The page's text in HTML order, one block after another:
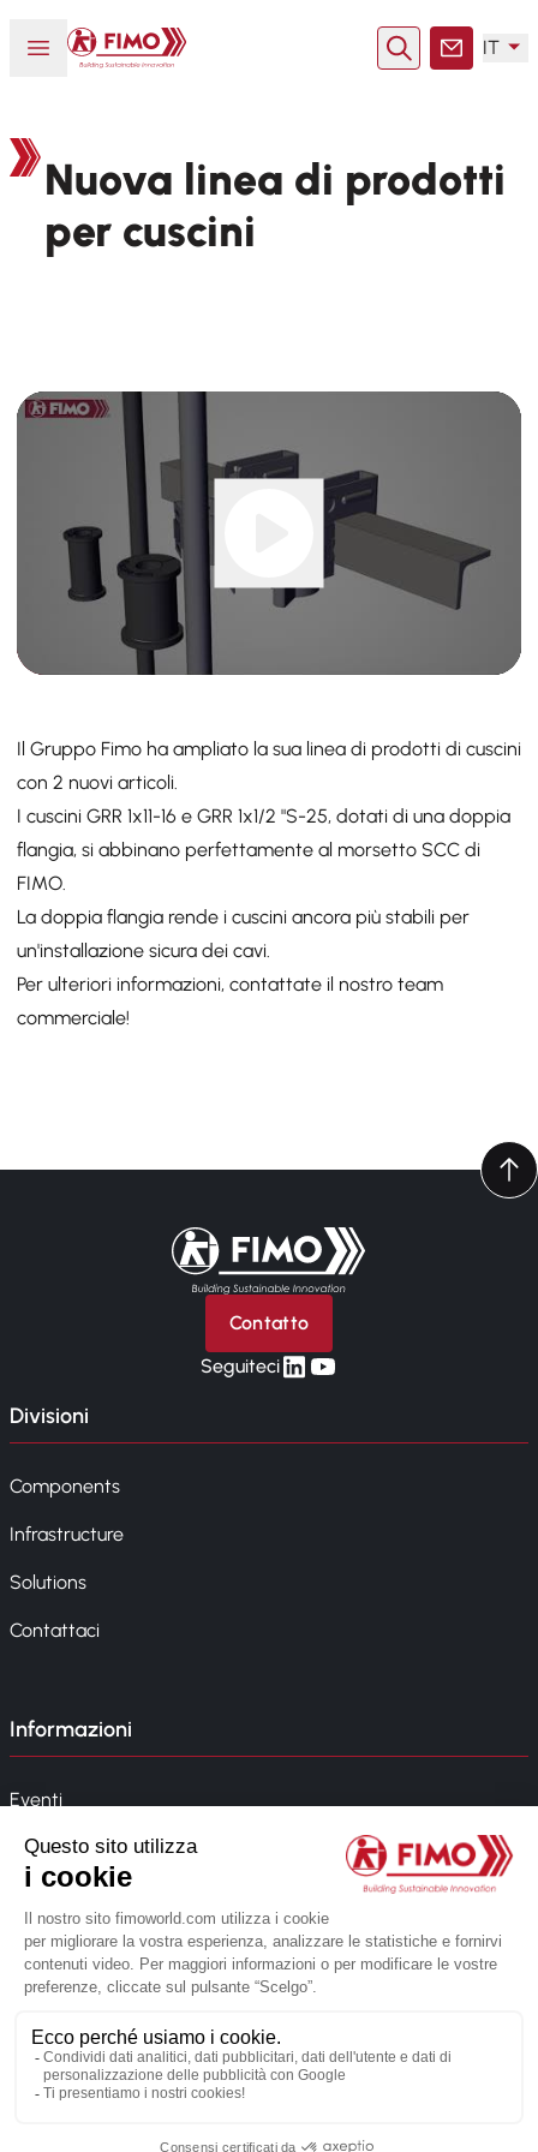
Aprire o chiudere il menu
Torna alla pagina iniziale
RicercaContatto
IT
Nuova linea di prodotti
per cuscini
Il Gruppo Fimo ha ampliato la sua linea di prodotti di cuscini
con 2 nuovi articoli.
I cuscini GRR 1x11-16 e GRR 1x1/2 "S-25, dotati di una doppia
flangia, si abbinano perfettamente al morsetto SCC di
FIMO.
La doppia flangia rende i cuscini ancora più stabili per
un'installazione sicura dei cavi.
Per ulteriori informazioni, contattate il nostro team
commerciale!
Torna alla pagina iniziale
Contatto
Seguitecilinkedin
yt
Divisioni
Components
Infrastructure
Solutions
Contattaci
Informazioni
Eventi
News
Modello 231
Creato dalla web agency Novius
Informativa sulla privacy